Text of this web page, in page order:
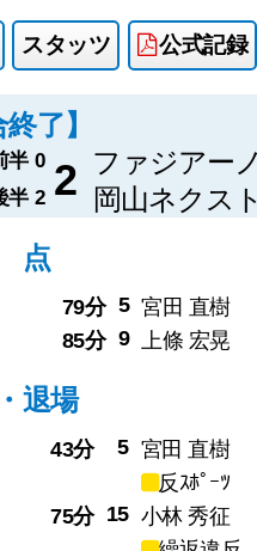
スタッツ 公式記録
終了】
半 0 2 ファジアー
岡山ネクス
半 2
点
79分 5 宮田 直樹
85分 9 上條 宏晃
退場
43分 5 宮田 直樹
反ｽﾎﾟｰﾂ
75分 15 小林 秀征